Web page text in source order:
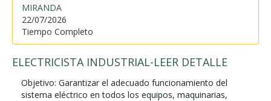
MIRANDA
22/07/2026
Tiempo Completo
ELECTRICISTA INDUSTRIAL-LEER DETALLE
Objetivo: Garantizar el adecuado funcionamiento del
sistema eléctrico en todos los equipos, maquinarias,